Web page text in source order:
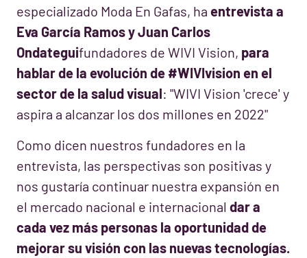
especializado Moda En Gafas, ha entrevista a
Eva García Ramos y Juan Carlos
Ondateguifundadores de WIVI Vision, para
hablar de la evolución de #WIVIvision en el
sector de la salud visual: "WIVI Vision 'crece' y
aspira a alcanzar los dos millones en 2022"
Como dicen nuestros fundadores en la
entrevista, las perspectivas son positivas y
nos gustaría continuar nuestra expansión en
el mercado nacional e internacional dar a
cada vez más personas la oportunidad de
mejorar su visión con las nuevas tecnologías.